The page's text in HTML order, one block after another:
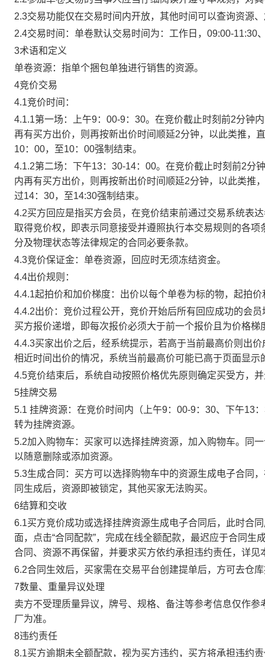
2.3交易功能仅在交易时间内开放，其他时间可以查询资源
2.4交易时间：单卷默认交易时间为：工作日，09:00-11:30
3术语和定义
单卷资源：指单个捆包单独进行销售的资源。
4竞价交易
4.1竞价时间：
4.1.1第一场：上午9：00-9：30。在竞价截止时刻前2分钟
再有买方出价，则再按新出价时间顺延2分钟，以此类推，
10：00，至10：00强制结束。
4.1.2第二场：下午13：30-14：00。在竞价截止时刻前2分
内再有买方出价，则再按新出价时间顺延2分钟，以此类推
过14：30，至14:30强制结束。
4.2买方回应是指买方会员，在竞价结束前通过交易系统表
取得竞价权，即表示同意接受并遵照执行本交易规则的各
分及物理状态等法律规定的合同必要条款。
4.3竞价保证金：单卷资源，回应时无须冻结资金。
4.4出价规则：
4.4.1起拍价和加价梯度：出价以每个单卷为标的物，起拍
4.4.2出价：竞价过程公开，竞价开始后所有回应成功的会
买方报价递增，即每次报价必须大于前一个报价且为价格
4.4.3买家出价之后，经系统提示，若高于当前最高价则出
相近时间出价的情况，系统当前最高价可能已高于页面显示
4.5竞价结束后，系统自动按照价格优先原则确定买受方，
5挂牌交易
5.1 挂牌资源：在竞价时间内（上午9：00-9：30、下午13
转为挂牌资源。
5.2加入购物车：买家可以选择挂牌资源，加入购物车。同
以随意删除或添加资源。
5.3生成合同：买方可以选择购物车中的资源生成电子合同
同生成后，资源即被锁定，其他买家无法购买。
6结算和交收
6.1买方竞价成功或选择挂牌资源生成电子合同后，此时合
面，点击“合同配款”，完成在线全额配款，最迟应于合同
合同、资源不再保留，并要求买方依约承担违约责任，详见
6.2合同生效后，买家需在交易平台创建提单后，方可去仓
7数量、重量异议处理
卖方不受理质量异议，牌号、规格、备注等参考信息仅作
厂为准。
8违约责任
8.1买方逾期未全额配款，视为买方违约，买方将承担违约